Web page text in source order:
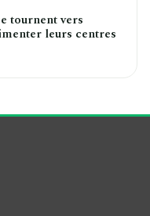
tournent vers
leurs centres